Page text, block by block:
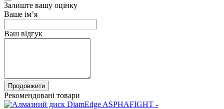
Залиште вашу оцінку
Ваше ім’я
Ваш відгук
Продовжити
Рекомендовані товари